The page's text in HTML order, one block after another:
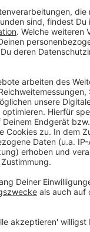
bis 1000
von Berlin).
der Stadien
- nur für ein Spiel
für
Papierkarten gibt